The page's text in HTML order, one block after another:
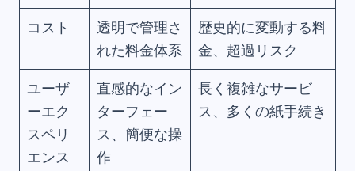
コスト
透明で管理さ
れた料金体系
歴史的に変動する料
金、超過リスク
ユーザ
ーエク
スペリ
エンス
直感的なイン
ターフェー
ス、簡便な操
作
長く複雑なサービ
ス、多くの紙手続き